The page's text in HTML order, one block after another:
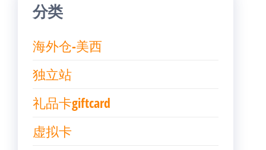
分类
海外仓-美西
独立站
礼品卡giftcard
虚拟卡